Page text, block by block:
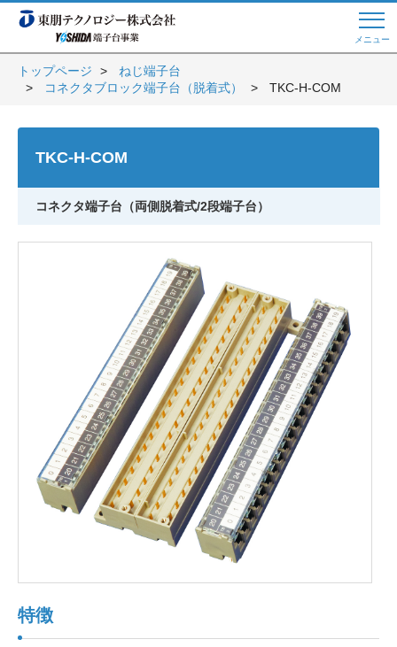
メニュー
Web商談 ご希望の方はこちら
電話・メールでお問い合わせ
トップページへ
東朋テクノロジーサイトへ
よくある質問
会員登録
製品検索
品質への取り組み 環境方針について
個人情報保護方針
トップページ
ねじ端子台
コネクタブロック端子台（脱着式）
TKC-H-COM
TKC-H-COM
コネクタ端子台（両側脱着式/2段端子台）
特徴